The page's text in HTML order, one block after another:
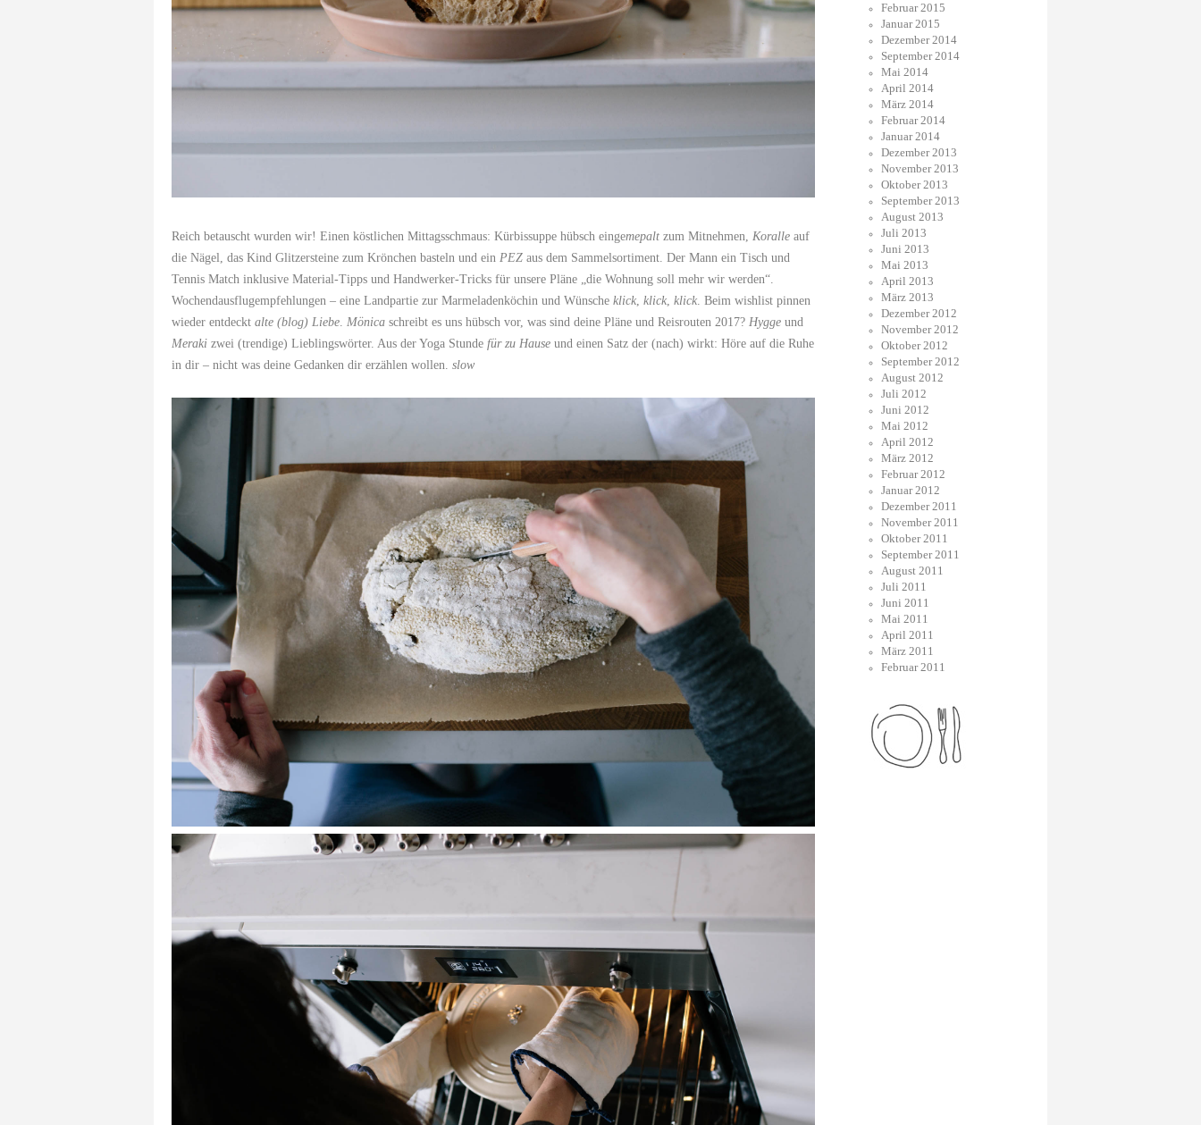
Reich betauscht wurden wir! Einen köstlichen Mittagsschmaus: Kürbissuppe hübsch eingemepalt zum Mitnehmen, Koralle auf
die Nägel, das Kind Glitzersteine zum Krönchen basteln und ein PEZ aus dem Sammelsortiment. Der Mann ein Tisch und
Tennis Match inklusive Material-Tipps und Handwerker-Tricks für unsere Pläne „die Wohnung soll mehr wir werden“.
Wochendausflugempfehlungen – eine Landpartie zur Marmeladenköchin und Wünsche klick, klick, klick. Beim wishlist pinnen
wieder entdeckt alte (blog) Liebe. Mönica schreibt es uns hübsch vor, was sind deine Pläne und Reisrouten 2017? Hygge und
Meraki zwei (trendige) Lieblingswörter. Aus der Yoga Stunde für zu Hause und einen Satz der (nach) wirkt: Höre auf die Ruhe
in dir – nicht was deine Gedanken dir erzählen wollen. slow
Februar 2015
Januar 2015
Dezember 2014
September 2014
Mai 2014
April 2014
März 2014
Februar 2014
Januar 2014
Dezember 2013
November 2013
Oktober 2013
September 2013
August 2013
Juli 2013
Juni 2013
Mai 2013
April 2013
März 2013
Dezember 2012
November 2012
Oktober 2012
September 2012
August 2012
Juli 2012
Juni 2012
Mai 2012
April 2012
März 2012
Februar 2012
Januar 2012
Dezember 2011
November 2011
Oktober 2011
September 2011
August 2011
Juli 2011
Juni 2011
Mai 2011
April 2011
März 2011
Februar 2011